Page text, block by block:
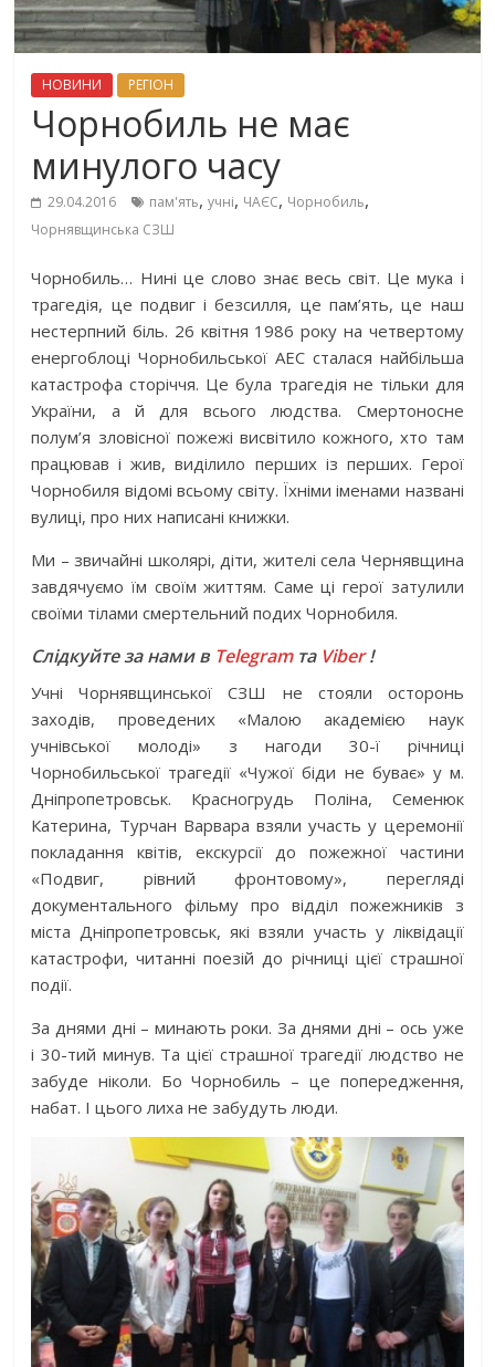
НОВИНИ РЕГІОН
Чорнобиль не має
минулого часу
29.04.2016 пам'ять,учні, ЧАЄС, Чорнобиль,
Чорнявщинська СЗШ
Чорнобиль… Нині це слово знає весь світ. Це мука і
трагедія, це подвиг і безсилля, це пам’ять, це наш
нестерпний біль. 26 квітня 1986 року на четвертому
енергоблоці Чорнобильської АЕС сталася найбільша
катастрофа сторіччя. Це була трагедія не тільки для
України, а й для всього людства. Смертоносне
полум’я зловісної пожежі висвітило кожного, хто там
працював і жив, виділило перших із перших. Герої
Чорнобиля відомі всьому світу. Їхніми іменами названі
вулиці, про них написані книжки.
Ми – звичайні школярі, діти, жителі села Чернявщина
завдячуємо їм своїм життям. Саме ці герої затулили
своїми тілами смертельний подих Чорнобиля.
Слідкуйте за нами в Telegramта Viber!
Учні Чорнявщинської СЗШ не стояли осторонь
заходів, проведених «Малою академією наук
учнівської молоді» з нагоди 30-ї річниці
Чорнобильської трагедії «Чужої біди не буває» у м.
Дніпропетровськ. Красногрудь Поліна, Семенюк
Катерина, Турчан Варвара взяли участь у церемонії
покладання квітів, екскурсії до пожежної частини
«Подвиг, рівний фронтовому», перегляді
документального фільму про відділ пожежників з
міста Дніпропетровськ, які взяли участь у ліквідації
катастрофи, читанні поезій до річниці цієї страшної
події.
За днями дні – минають роки. За днями дні – ось уже
і 30-тий минув. Та цієї страшної трагедії людство не
забуде ніколи. Бо Чорнобиль – це попередження,
набат. І цього лиха не забудуть люди.